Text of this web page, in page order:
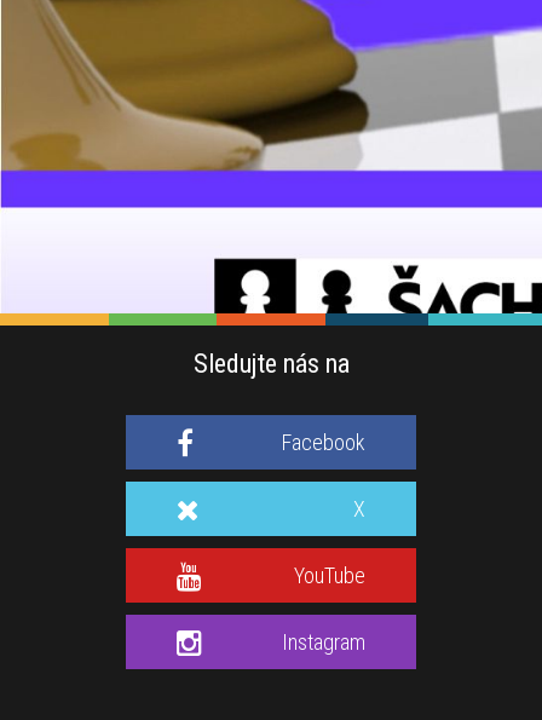
Sledujte nás na
Facebook
X
YouTube
Instagram